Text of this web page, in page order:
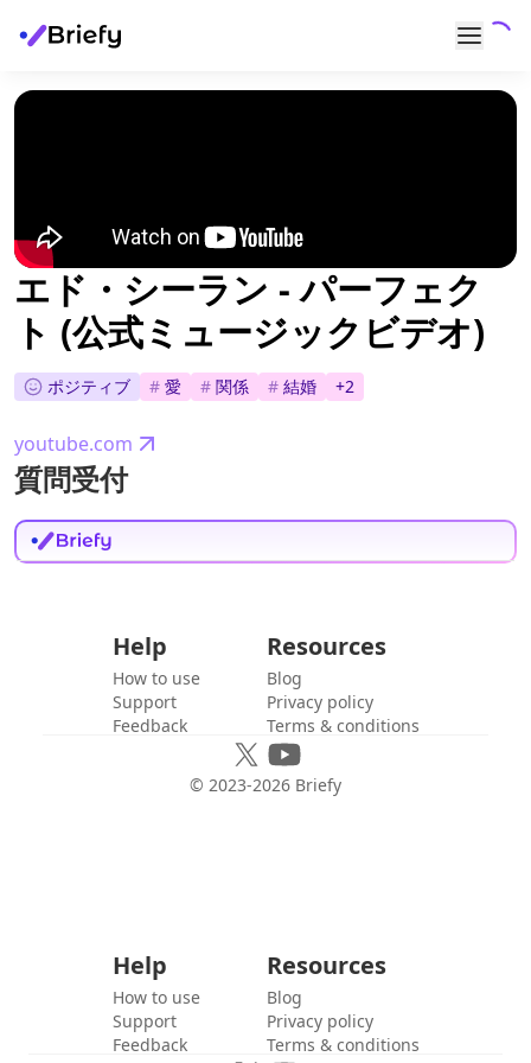
エド・シーラン - パーフェク
ト (公式ミュージックビデオ)
ポジティブ # 愛 # 関係 # 結婚 +2
youtube.com
質問受付
Help
How to use
Support
Feedback
Resources
Blog
Privacy policy
Terms & conditions
© 2023-2026 Briefy
Help
How to use
Support
Feedback
Resources
Blog
Privacy policy
Terms & conditions